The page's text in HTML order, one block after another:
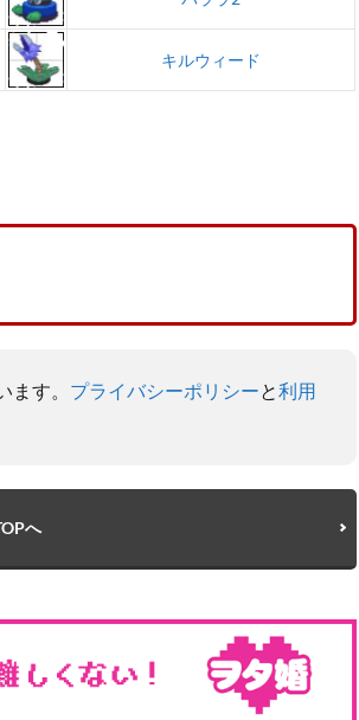
キルウィード
す。 プライバシーポリシー と 利用
へ